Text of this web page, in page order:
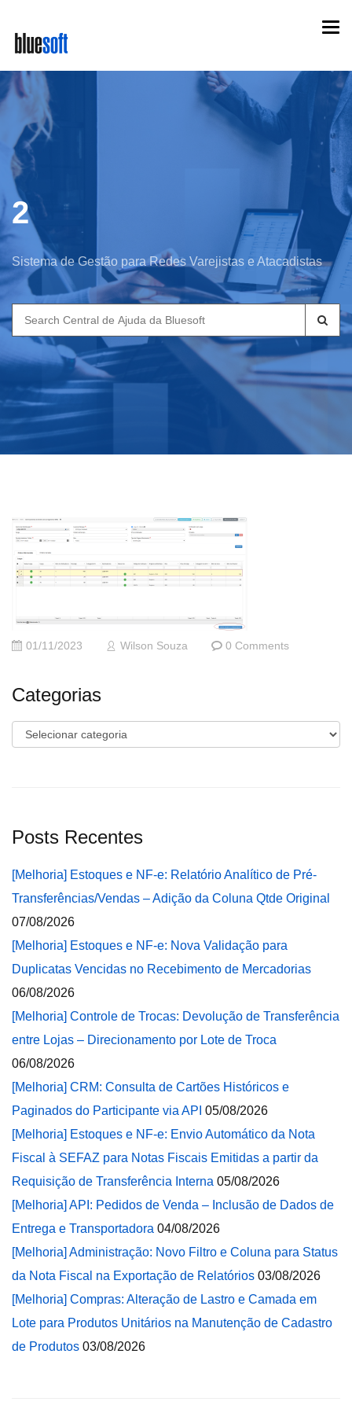
main
content
2
Sistema de Gestão para Redes Varejistas e Atacadistas
Search
for:
01/11/2023 Wilson Souza 0 Comments
Categorias
Categorias
Posts Recentes
[Melhoria] Estoques e NF-e: Relatório Analítico de Pré-
Transferências/Vendas – Adição da Coluna Qtde Original
07/08/2026
[Melhoria] Estoques e NF-e: Nova Validação para
Duplicatas Vencidas no Recebimento de Mercadorias
06/08/2026
[Melhoria] Controle de Trocas: Devolução de Transferência
entre Lojas – Direcionamento por Lote de Troca
06/08/2026
[Melhoria] CRM: Consulta de Cartões Históricos e
Paginados do Participante via API 05/08/2026
[Melhoria] Estoques e NF-e: Envio Automático da Nota
Fiscal à SEFAZ para Notas Fiscais Emitidas a partir da
Requisição de Transferência Interna 05/08/2026
[Melhoria] API: Pedidos de Venda – Inclusão de Dados de
Entrega e Transportadora 04/08/2026
[Melhoria] Administração: Novo Filtro e Coluna para Status
da Nota Fiscal na Exportação de Relatórios 03/08/2026
[Melhoria] Compras: Alteração de Lastro e Camada em
Lote para Produtos Unitários na Manutenção de Cadastro
de Produtos 03/08/2026